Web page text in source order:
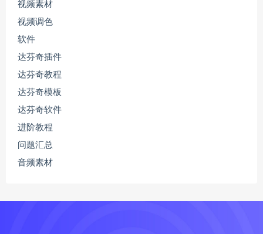
视频素材
视频调色
软件
达芬奇插件
达芬奇教程
达芬奇模板
达芬奇软件
进阶教程
问题汇总
音频素材